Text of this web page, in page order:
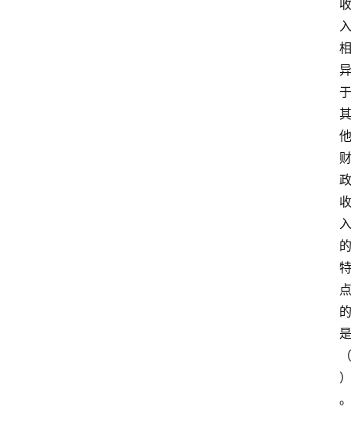
收
入
相
异
于
其
他
财
政
收
入
的
特
点
的
是
（
）
。